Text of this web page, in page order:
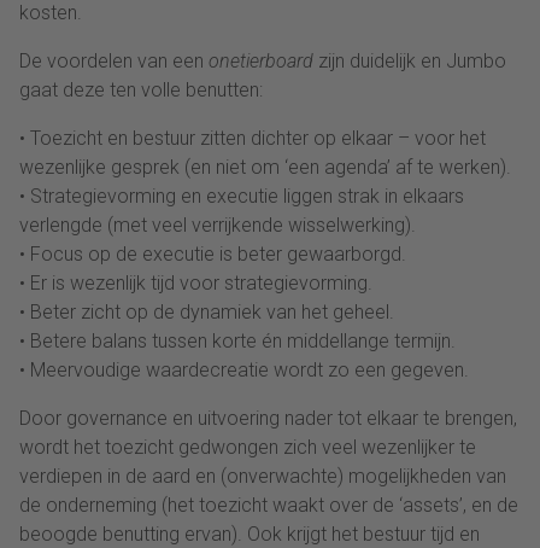
kosten.
De voordelen van een onetierboard zijn duidelijk en Jumbo
gaat deze ten volle benutten:
• Toezicht en bestuur zitten dichter op elkaar – voor het
wezenlijke gesprek (en niet om ‘een agenda’ af te werken).
• Strategievorming en executie liggen strak in elkaars
verlengde (met veel verrijkende wisselwerking).
• Focus op de executie is beter gewaarborgd.
• Er is wezenlijk tijd voor strategievorming.
• Beter zicht op de dynamiek van het geheel.
• Betere balans tussen korte én middellange termijn.
• Meervoudige waardecreatie wordt zo een gegeven.
Door governance en uitvoering nader tot elkaar te brengen,
wordt het toezicht gedwongen zich veel wezenlijker te
verdiepen in de aard en (onverwachte) mogelijkheden van
de onderneming (het toezicht waakt over de ‘assets’, en de
beoogde benutting ervan). Ook krijgt het bestuur tijd en